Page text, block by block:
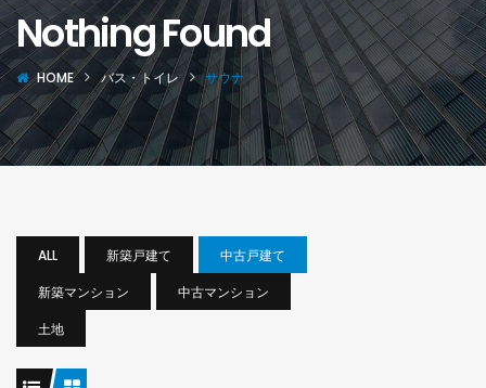
Nothing Found
HOME バス・トイレ サウナ
ALL 新築戸建て
中古戸建て
新築マンション
中古マンション
土地